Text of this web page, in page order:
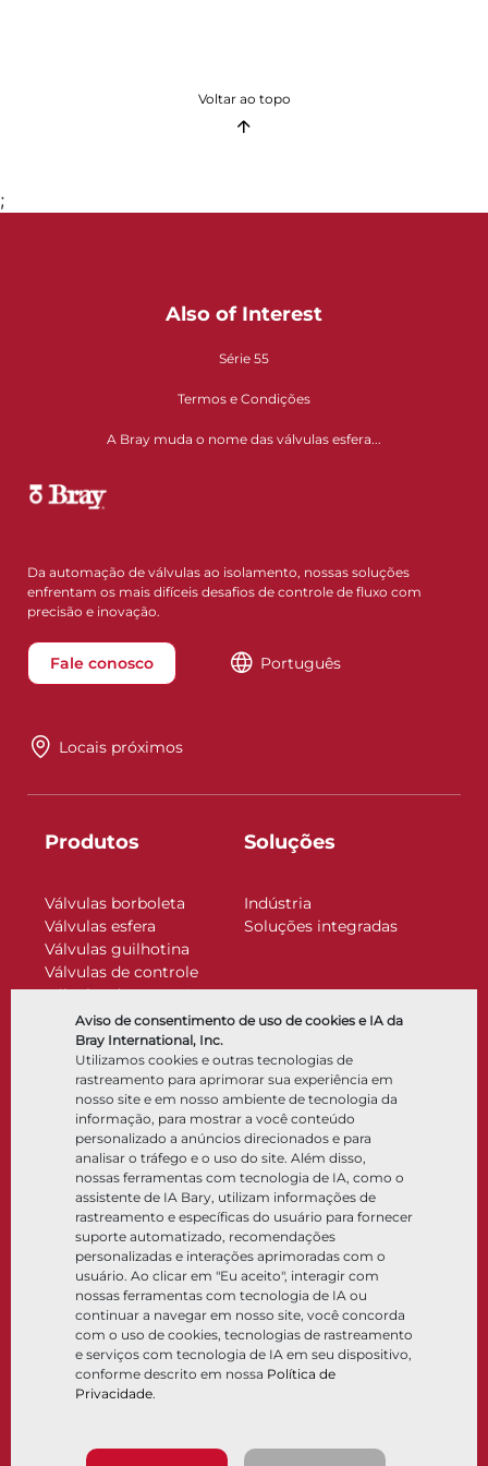
Aviso de consentimento de uso de cookies e IA da
Bray International, Inc.
Utilizamos cookies e outras tecnologias de
rastreamento para aprimorar sua experiência em
nosso site e em nosso ambiente de tecnologia da
informação, para mostrar a você conteúdo
personalizado a anúncios direcionados e para
analisar o tráfego e o uso do site. Além disso,
nossas ferramentas com tecnologia de IA, como o
assistente de IA Bary, utilizam informações de
rastreamento e específicas do usuário para fornecer
suporte automatizado, recomendações
personalizadas e interações aprimoradas com o
usuário. Ao clicar em "Eu aceito", interagir com
nossas ferramentas com tecnologia de IA ou
continuar a navegar em nosso site, você concorda
com o uso de cookies, tecnologias de rastreamento
e serviços com tecnologia de IA em seu dispositivo,
conforme descrito em nossa Política de
Privacidade.
Voltar ao topo
;
Also of Interest
Série 55
Termos e Condições
A Bray muda o nome das válvulas esfera...
Da automação de válvulas ao isolamento, nossas soluções
enfrentam os mais difíceis desafios de controle de fluxo com
precisão e inovação.
Fale conosco Português
Locais próximos
Produtos
Válvulas borboleta
Válvulas esfera
Válvulas guilhotina
Válvulas de controle
Válvulas de retenção
Atuadores
Acessórios de controle
Criogênico
Soluções
Indústria
Soluções integradas
Empresa
Sobre
Locais
Parceria
Sustentabilidade
Portal do cliente
Recursos
Documentos
Centro de conhecimento
Software
Seleção de materiais
Siga-nos LinkedIn YouTube
© 2026 Bray International. Todos os direitos reservados
Política de privacidade